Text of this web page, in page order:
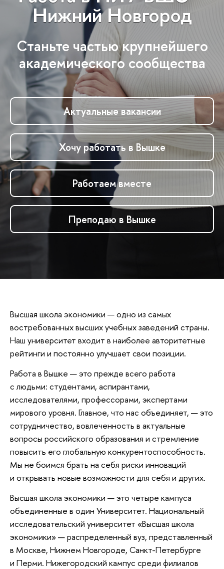
Нижний Новгород
Станьте частью крупнейшего
академического сообщества
Актуальные вакансии
Хочу работать в Вышке
Работаем вместе
Преподаю в Вышке
Высшая школа экономики — одно из самых
востребованных высших учебных заведений страны.
Наш университет входит в наиболее авторитетные
рейтинги и постоянно улучшает свои позиции.
Работа в Вышке — это прежде всего работа
с людьми: студентами, аспирантами,
исследователями, профессорами, экспертами
мирового уровня. Главное, что нас объединяет, — это
сотрудничество, вовлеченность в актуальные
вопросы российского образования и стремление
повысить его глобальную конкурентоспособность.
Мы не боимся брать на себя риски инноваций
и открывать новые возможности для себя и других.
Высшая школа экономики — это четыре кампуса
объединенные в один Университет. Национальный
исследовательский университет «Высшая школа
экономики» — распределенный вуз, представленный
в Москве, Нижнем Новгороде, Санкт-Петербурге
и Перми. Нижегородский кампус среди филиалов